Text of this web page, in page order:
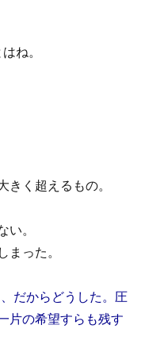
ね。
く超えるもの。
い。
った。
、だからどうした。圧
片の希望すらも残す